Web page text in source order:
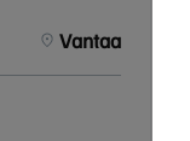
Vantaa